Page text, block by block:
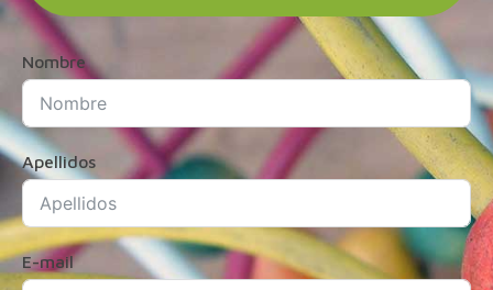
Nombre
Apellidos
E-mail